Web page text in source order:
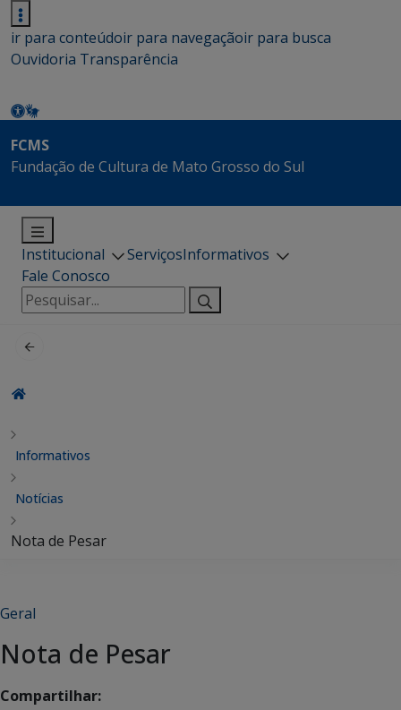
ir para conteúdoir para navegaçãoir para busca
Ouvidoria Transparência
FCMS
Fundação de Cultura de Mato Grosso do Sul
Institucional ServiçosInformativos
Fale Conosco
Pesquisar
por:
Informativos
Notícias
Nota de Pesar
Geral
Nota de Pesar
Compartilhar: